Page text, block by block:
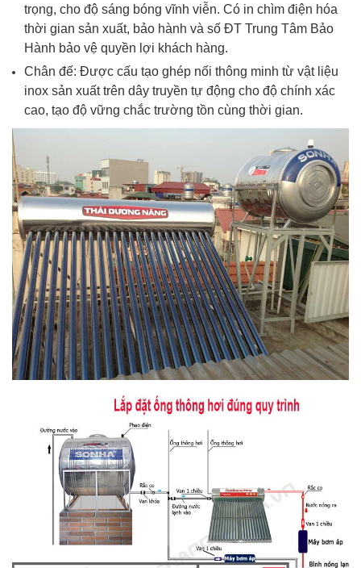
trọng, cho độ sáng bóng vĩnh viễn. Có in chìm điện hóa
thời gian sản xuất, bảo hành và số ĐT Trung Tâm Bảo
Hành bảo vệ quyền lợi khách hàng.
Chân đế: Được cấu tạo ghép nối thông minh từ vật liệu
inox sản xuất trên dây truyền tự động cho độ chính xác
cao, tạo độ vững chắc trường tồn cùng thời gian.